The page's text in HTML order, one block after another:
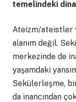
temelindeki
Ateizm/ateistler
alanım değil.
merkezinde de
yaşamdaki
Sekülerleşme,
da inancından